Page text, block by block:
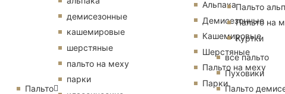
Альпака
Демисезонные
Кашемировые
Шерстяные
Пальто на меху
Парки
Пальто
демисезонные
кашемировые
шерстяные
пальто на меху
парки
Пальто
Пальто на
Куртки
все пальто
Пуховики
Пальто